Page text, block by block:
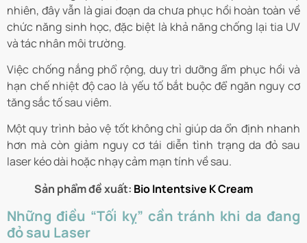
nhiên, đây vẫn là giai đoạn da chưa phục hồi hoàn toàn về
chức năng sinh học, đặc biệt là khả năng chống lại tia UV
và tác nhân môi trường.
Việc chống nắng phổ rộng, duy trì dưỡng ẩm phục hồi và
hạn chế nhiệt độ cao là yếu tố bắt buộc để ngăn nguy cơ
tăng sắc tố sau viêm.
Một quy trình bảo vệ tốt không chỉ giúp da ổn định nhanh
hơn mà còn giảm nguy cơ tái diễn tình trạng da đỏ sau
laser kéo dài hoặc nhạy cảm mạn tính về sau.
Sản phẩm đề xuất: Bio Intentsive K Cream
Những điều “Tối kỵ” cần tránh khi da đang
đỏ sau Laser